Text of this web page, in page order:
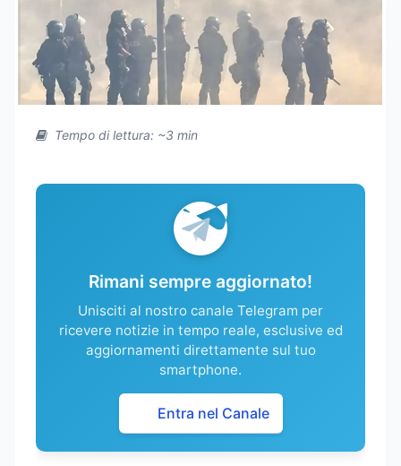
Tempo di lettura: ~3 min
Rimani sempre aggiornato!
Unisciti al nostro canale Telegram per
ricevere notizie in tempo reale, esclusive ed
aggiornamenti direttamente sul tuo
smartphone.
Entra nel Canale